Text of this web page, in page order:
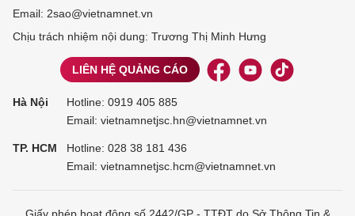
Email: 2sao@vietnamnet.vn
Chịu trách nhiệm nội dung: Trương Thị Minh Hưng
LIÊN HỆ QUẢNG CÁO
Hà Nội Hotline: 0919 405 885
Email: vietnamnetjsc.hn@vietnamnet.vn
TP. HCM Hotline: 028 38 181 436
Email: vietnamnetjsc.hcm@vietnamnet.vn